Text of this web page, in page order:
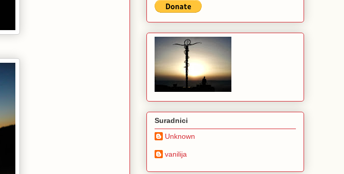
Suradnici
Unknown
vanilija